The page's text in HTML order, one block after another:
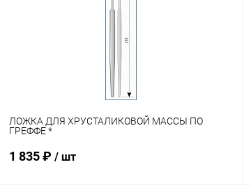
ЛОЖКА ДЛЯ ХРУСТАЛИКОВОЙ МАССЫ ПО
ГРЕФФЕ *
1 835 ₽ / шт